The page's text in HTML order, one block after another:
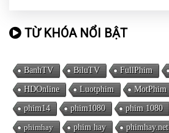
TỪ KHÓA NỔI BẬT
BanhTV BiluTV FullPhim
HDOnline Luotphim MotPhim
phim14 phim1080 phim 1080
phimhay phim hay phimhay.net